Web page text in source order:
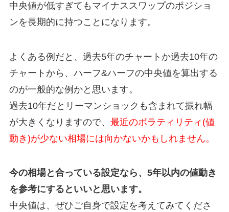
中央値が低すぎてもマイナススワップのポジショ
ンを長期的に持つことになります。
よくある例だと、過去5年のチャートか過去10年の
チャートから、ハーフ&ハーフの中央値を算出する
のが一般的な例かと思います。
過去10年だとリーマンショックも含まれて振れ幅
が大きくなりますので、 最近のボラティリティ(値
動き)が少ない相場には向かないかもしれません。
今の相場と合っている設定なら、5年以内の値動き
を参考にするといいと思います。
中央値は、ぜひご自身で設定を考えてみてくださ